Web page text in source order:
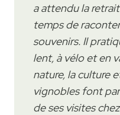
a attendu la
temps de
souvenirs. Il
lent, à vélo et en
nature, la culture
vignobles font
de ses visites